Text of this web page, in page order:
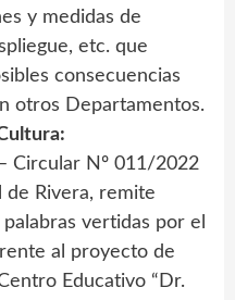
y medidas de
etc. que
consecuencias
otros Departamentos.
Circular Nº 011/2022
de Rivera, remite
vertidas por el
al proyecto de
Educativo “Dr.